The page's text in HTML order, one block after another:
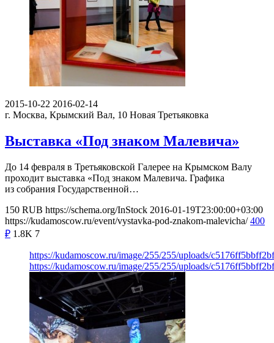
2015-10-22 2016-02-14
г. Москва, Крымский Вал, 10 Новая Третьяковка
Выставка «Под знаком Малевича»
До 14 февраля в Третьяковской Галерее на Крымском Валу
проходит выставка «Под знаком Малевича. Графика
из собрания Государственной…
150 RUB https://schema.org/InStock 2016-01-19T23:00:00+03:00
https://kudamoscow.ru/event/vystavka-pod-znakom-malevicha/ 400
₽ 1.8K 7
https://kudamoscow.ru/image/255/255/uploads/
https://kudamoscow.ru/image/255/255/uploads/